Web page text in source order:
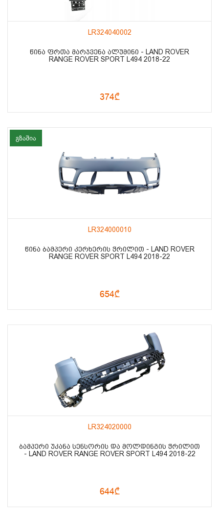
LR324040002
ᲬᲘᲜᲐ ᲤᲠᲗᲐ ᲛᲐᲠᲯᲕᲔᲜᲐ ᲐᲚᲣᲛᲘᲜᲘ - LAND ROVER
RANGE ROVER SPORT L494 2018-22
374₾
გზაშია
LR324000010
ᲬᲘᲜᲐ ᲑᲐᲛᲞᲔᲠᲘ ᲙᲔᲠᲮᲔᲠᲘᲡ ᲭᲠᲘᲚᲘᲗ - LAND ROVER
RANGE ROVER SPORT L494 2018-22
654₾
LR324020000
ᲑᲐᲛᲞᲔᲠᲘ ᲣᲙᲐᲜᲐ ᲡᲔᲜᲡᲝᲠᲘᲡ ᲓᲐ ᲛᲝᲚᲓᲘᲜᲒᲘᲡ ᲭᲠᲘᲚᲘᲗ
- LAND ROVER RANGE ROVER SPORT L494 2018-22
644₾